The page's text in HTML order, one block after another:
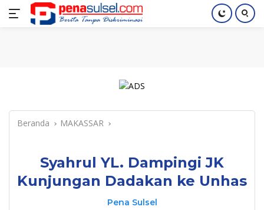
Langsung
Home Nasional Pendidikan Index
Beranda MAKASSAR
Syahrul YL. Dampingi JK
Kunjungan Dadakan ke Unhas
Pena Sulsel